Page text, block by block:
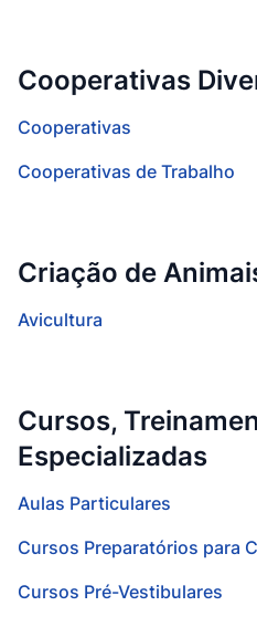
Cooperativas
Cooperativas
Cooperativas de Trabalho
Criação de
Avicultura
Cursos,
Especializadas
Aulas Particulares
Cursos Preparatórios para
Cursos Pré-Vestibulares